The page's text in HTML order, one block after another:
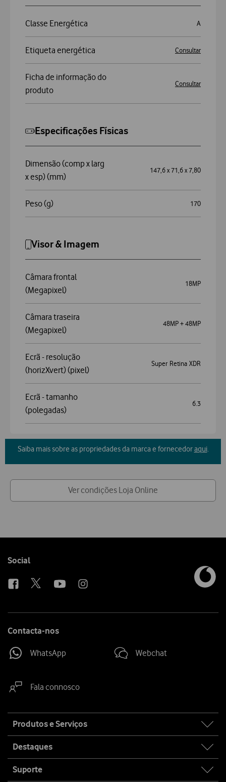
Classe Energética A
Etiqueta energética Consultar
Ficha de informação do
produto
Consultar
Especificações Físicas
Dimensão (comp x larg
x esp) (mm)
147,6 x 71,6 x 7,80
Peso (g) 170
Visor & Imagem
Câmara frontal
(Megapixel)
18MP
Câmara traseira
(Megapixel)
48MP + 48MP
Ecrã - resolução
(horizXvert) (pixel)
Super Retina XDR
Ecrã - tamanho
(polegadas)
6.3
Saiba mais sobre as propriedades da marca e fornecedoraqui.
Ver condições Loja Online
Follow
Social
Contacta-nos
WhatsApp Webchat
Fala connosco
map
Produtos e Serviços
Destaques
Suporte